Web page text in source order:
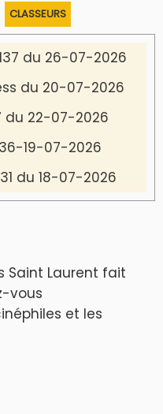
CLASSEURS
du 26-07-2026
du 20-07-2026
du 22-07-2026
19-07-2026
du 18-07-2026
Saint Laurent fait
vous
et les